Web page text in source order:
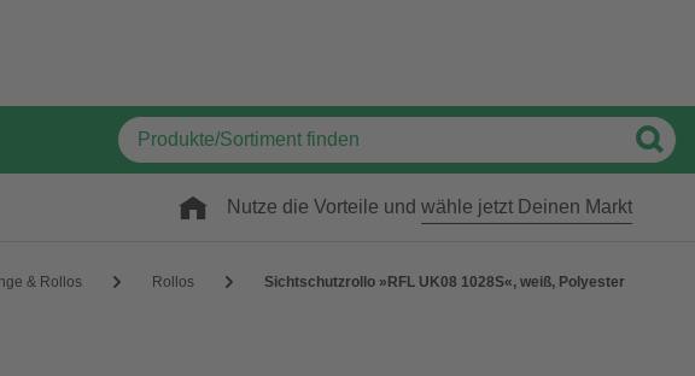
Nutze die Vorteile und wähle jetzt Deinen Markt
& Rollos Rollos Sichtschutzrollo »RFL UK08 1028S«, weiß, Polyester